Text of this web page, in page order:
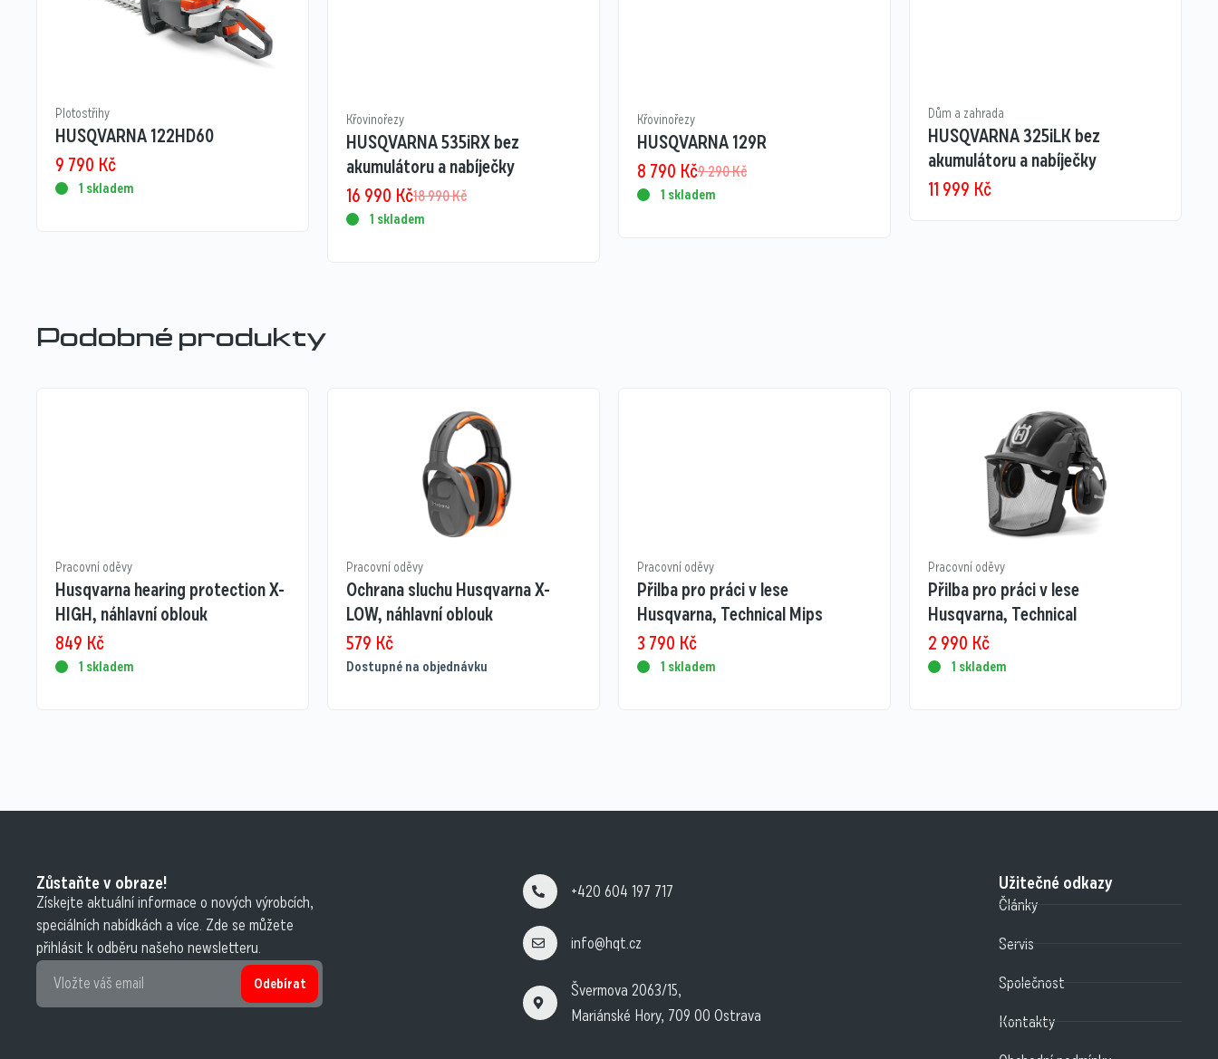
Plotostřihy
HUSQVARNA 122HD60
9 790 Kč
1 skladem
Křovinořezy
HUSQVARNA 535iRX bez
akumulátoru a nabíječky
18 990Kč
16 990 Kč
1 skladem
Křovinořezy
HUSQVARNA 129R
9 290Kč
8 790 Kč
1 skladem
Dům a zahrada
HUSQVARNA 325iLK bez
akumulátoru a nabíječky
11 999 Kč
Podobné produkty
Pracovní oděvy
Husqvarna hearing protection X-
HIGH, náhlavní oblouk
849 Kč
1 skladem
Pracovní oděvy
Ochrana sluchu Husqvarna X-
LOW, náhlavní oblouk
579 Kč
Dostupné na objednávku
Pracovní oděvy
Přilba pro práci v lese
Husqvarna, Technical Mips
3 790 Kč
1 skladem
Pracovní oděvy
Přilba pro práci v lese
Husqvarna, Technical
2 990 Kč
1 skladem
Zůstaňte v obraze!
Získejte aktuální informace o nových výrobcích,
speciálních nabídkách a více. Zde se můžete
přihlásit k odběru našeho newsletteru.
Odebírat
+420 604 197 717
info@hqt.cz
Švermova 2063/15,
Mariánské Hory, 709 00 Ostrava
Užitečné odkazy
Články
Servis
Společnost
Kontakty